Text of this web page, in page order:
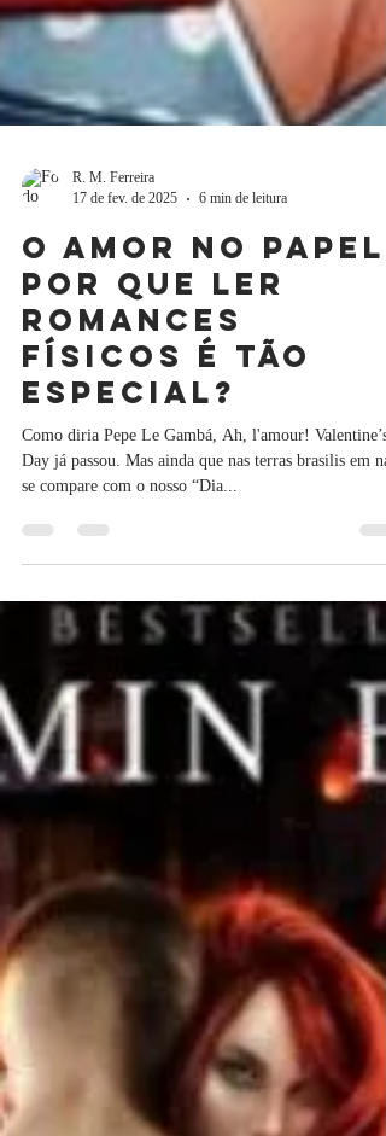
17 de fev. de 2025
6 min de leitura
O amor no papel:
por que ler
romances
físicos é tão
especial?
Como diria Pepe Le Gambá, Ah, l'amour! Valentine’s
se compare com o nosso “Dia...